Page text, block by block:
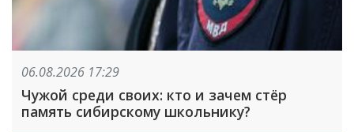
06.08.2026 17:29
Чужой среди своих: кто и зачем стёр
память сибирскому школьнику?